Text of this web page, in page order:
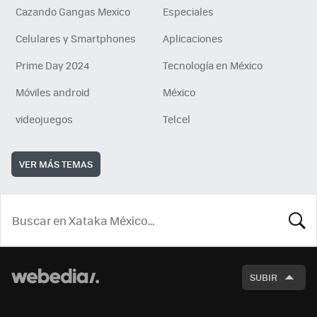
Cazando Gangas Mexico
Especiales
Celulares y Smartphones
Aplicaciones
Prime Day 2024
Tecnología en México
Móviles android
México
videojuegos
Telcel
VER MÁS TEMAS
SUBIR